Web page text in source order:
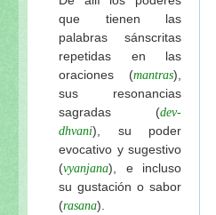
que tienen las
palabras sánscritas
repetidas en las
oraciones (mantras),
sus resonancias
sagradas (dev-
dhvani), su poder
evocativo y sugestivo
(vyanjana), e incluso
su gustación o sabor
(rasana).